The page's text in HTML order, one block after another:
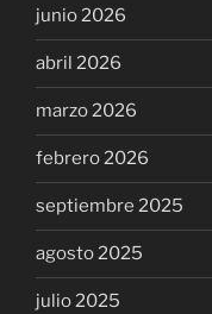
junio 2026
abril 2026
marzo 2026
febrero 2026
septiembre 2025
agosto 2025
julio 2025